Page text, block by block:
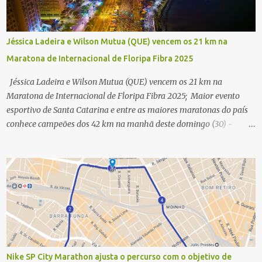
Jéssica Ladeira e Wilson Mutua (QUE) vencem os 21 km na
Maratona de Internacional de Floripa Fibra 2025
Jéssica Ladeira e Wilson Mutua (QUE) vencem os 21 km na
Maratona de Internacional de Floripa Fibra 2025; Maior evento
esportivo de Santa Catarina e entre as maiores maratonas do país
conhece campeões dos 42 km na manhã deste domingo (30) -
Floripa Fibra 2025. Na manhã deste sábado (30) foram conhecidos
os campeões dos 21 km do maior evento esportivo de Santa
Catarina. A mineira Jessica Ladeira e o queniano Wilson Mutua
foram os vencedores da meia maratona, ambos com a quebra de
recorde da prova. Neste domingo (31) será a vez da prova principal,
os 42,195 km da maratona, além da corrida de 5 KM. As largadas,
na Avenida Beira-Mar Norte, em Florianópolis, na altura do
Nike SP City Marathon ajusta o percurso com o objetivo de